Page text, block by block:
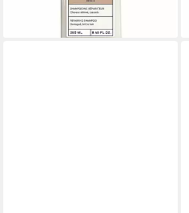
lieferbar in 2 Wochen